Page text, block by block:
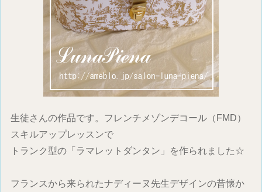
生徒さんの作品です。フレンチメゾンデコール（FMD）
スキルアップレッスンで
トランク型の「ラマレットダンタン」を作られました☆
フランスから来られたナディーヌ先生デザインの昔懐か